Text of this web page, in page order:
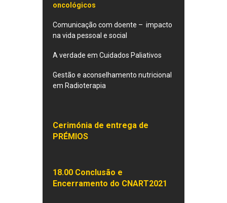
oncológicos
Comunicação com doente – impacto
na vida pessoal e social
A verdade em Cuidados Paliativos
Gestão e aconselhamento nutricional
em Radioterapia
Cerimónia de entrega de
PRÉMIOS
18.00 Conclusão e
Encerramento do CNART2021